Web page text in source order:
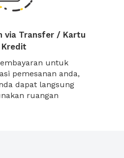
via Transfer / Kartu
Kredit
untuk
pemesanan anda,
dapat langsung
ruangan